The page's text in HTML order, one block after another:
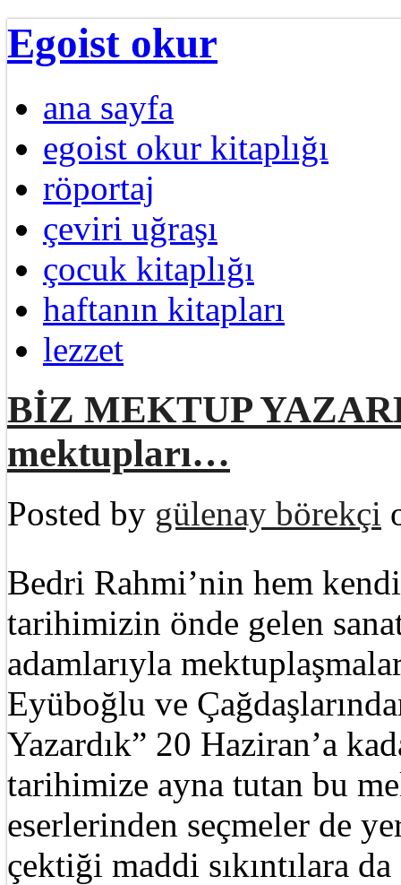
Egoist okur
ana sayfa
egoist okur kitaplığı
röportaj
çeviri uğraşı
çocuk kitaplığı
haftanın kitapları
lezzet
BİZ MEKTUP
mektupları…
Posted by gülenay börekçi
Bedri Rahmi’nin hem
tarihimizin önde gelen
adamlarıyla
Eyüboğlu ve
Yazardık” 20 Haziran’a
tarihimize ayna tutan bu
eserlerinden seçmeler de
çektiği maddi sıkıntılara